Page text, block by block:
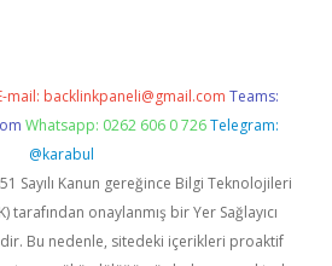
mail: backlinkpaneli@gmail.com Teams:
Whatsapp: 0262 606 0 726 Telegram:
@karabul
Sayılı Kanun gereğince Bilgi Teknolojileri
tarafından onaylanmış bir Yer Sağlayıcı
Bu nedenle, sitedeki içerikleri proaktif